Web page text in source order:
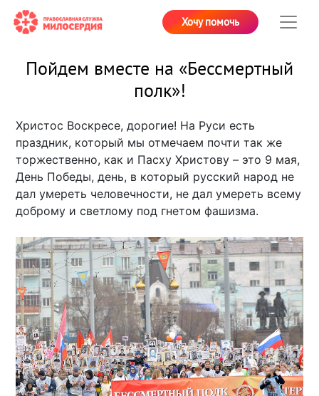
Хочу помочь
Пойдем вместе на «Бессмертный
полк»!
Христос Воскресе, дорогие! На Руси есть
праздник, который мы отмечаем почти так же
торжественно, как и Пасху Христову – это 9 мая,
День Победы, день, в который русский народ не
дал умереть человечности, не дал умереть всему
доброму и светлому под гнетом фашизма.